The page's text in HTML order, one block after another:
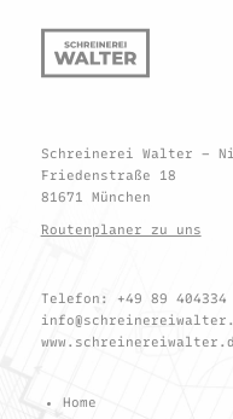
Schreinerei Walter –
Friedenstraße 18
81671 München
Routenplaner zu uns
Telefon: +49 89 404334
Home